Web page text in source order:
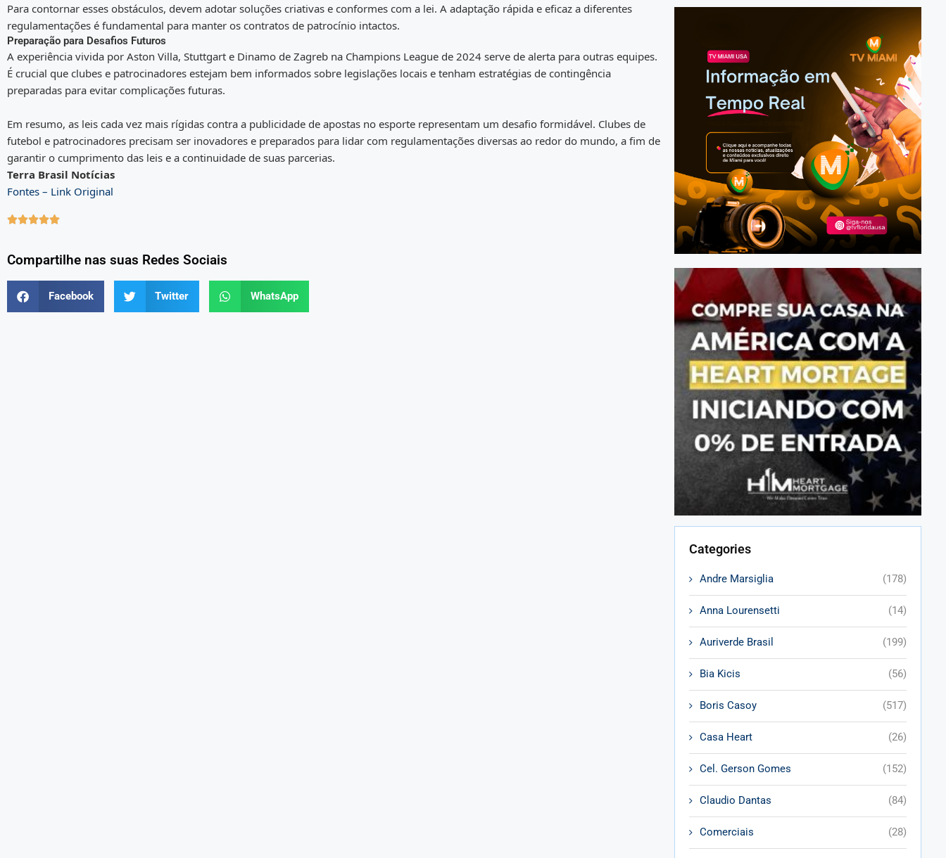
Para contornar esses obstáculos, devem adotar soluções criativas e conformes com a lei. A adaptação rápida e eficaz a diferentes
regulamentações é fundamental para manter os contratos de patrocínio intactos.
Preparação para Desafios Futuros
A experiência vivida por Aston Villa, Stuttgart e Dinamo de Zagreb na Champions League de 2024 serve de alerta para outras equipes.
É crucial que clubes e patrocinadores estejam bem informados sobre legislações locais e tenham estratégias de contingência
preparadas para evitar complicações futuras.
Em resumo, as leis cada vez mais rígidas contra a publicidade de apostas no esporte representam um desafio formidável. Clubes de
futebol e patrocinadores precisam ser inovadores e preparados para lidar com regulamentações diversas ao redor do mundo, a fim de
garantir o cumprimento das leis e a continuidade de suas parcerias.
Terra Brasil Notícias
Fontes – Link Original

Compartilhe nas suas Redes Sociais
Facebook Twitter WhatsApp
Categories
Andre Marsiglia (178)
Anna Lourensetti (14)
Auriverde Brasil (199)
Bia Kicis (56)
Boris Casoy (517)
Casa Heart (26)
Cel. Gerson Gomes (152)
Claudio Dantas (84)
Comerciais (28)